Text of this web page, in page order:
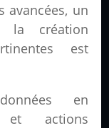
avancées, un
la création
est
en
et actions